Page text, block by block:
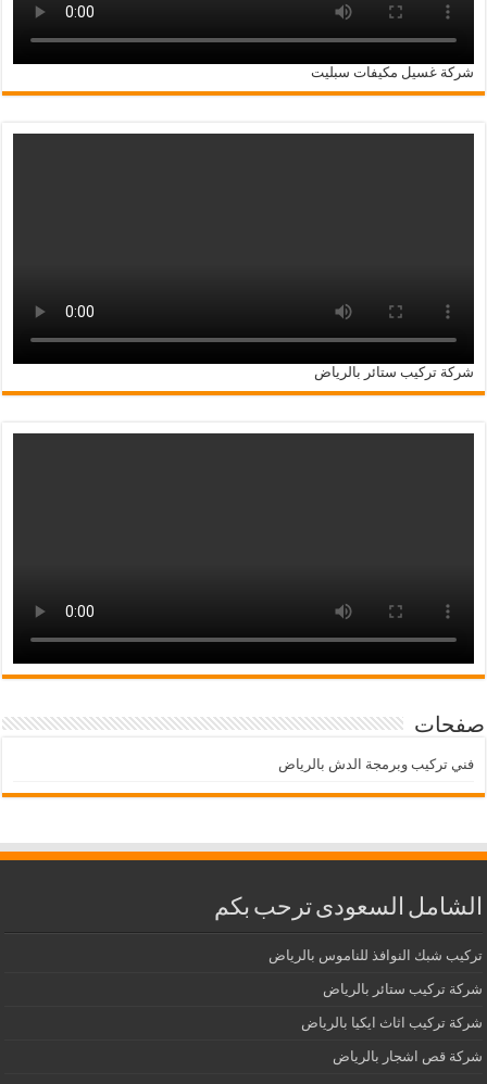
شركة غسيل مكيفات سبليت
شركة تركيب ستائر بالرياض
صفحات
فني تركيب وبرمجة الدش بالرياض
الشامل السعودى ترحب بكم
تركيب شبك النوافذ للناموس بالرياض
شركة تركيب ستائر بالرياض
شركة تركيب اثاث ايكيا بالرياض
شركة قص اشجار بالرياض